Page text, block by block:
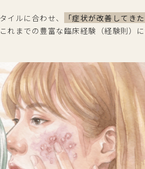
イルに合わせ、
「症状が改善してき
れまでの豊富な臨床経験（経験則）